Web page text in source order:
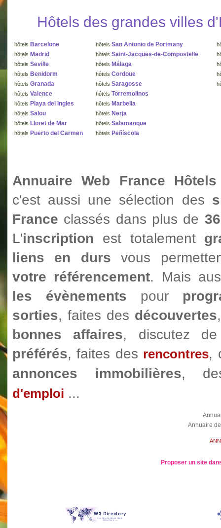
Hôtels des grandes villes
hôtels Barcelone
hôtels Madrid
hôtels Seville
hôtels Benidorm
hôtels Granada
hôtels Valence
hôtels Playa del Ingles
hôtels Salou
hôtels Lloret de Mar
hôtels Puerto del Carmen
hôtels San Antonio de Portmany
hôtels Saint-Jacques-de-Compostelle
hôtels Málaga
hôtels Cordoue
hôtels Saragosse
hôtels Torremolinos
hôtels Marbella
hôtels Nerja
hôtels Salamanque
hôtels Peñíscola
Annuaire Web France Hôtels
c'est aussi une sélection des
France classés dans plus de
L'inscription est totalement
liens en dursvous
votre référencement. Mais
les évènements pour
sorties, faites des découvertes
bonnes affaires, discutez
préférés, faites des rencontres,
annonces immobilières,
d'emploi ...
Annuaire
Proposer un site